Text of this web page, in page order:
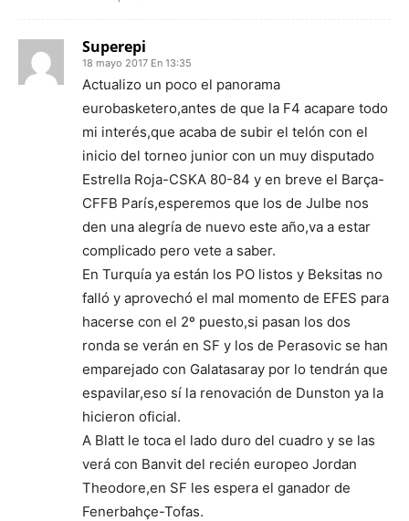
Superepi
18 mayo 2017 En 13:35
Actualizo un poco el panorama
eurobasketero,antes de que la F4 acapare todo
mi interés,que acaba de subir el telón con el
inicio del torneo junior con un muy disputado
Estrella Roja-CSKA 80-84 y en breve el Barça-
CFFB París,esperemos que los de Julbe nos
den una alegría de nuevo este año,va a estar
complicado pero vete a saber.
En Turquía ya están los PO listos y Beksitas no
falló y aprovechó el mal momento de EFES para
hacerse con el 2º puesto,si pasan los dos
ronda se verán en SF y los de Perasovic se han
emparejado con Galatasaray por lo tendrán que
espavilar,eso sí la renovación de Dunston ya la
hicieron oficial.
A Blatt le toca el lado duro del cuadro y se las
verá con Banvit del recién europeo Jordan
Theodore,en SF les espera el ganador de
Fenerbahçe-Tofas.